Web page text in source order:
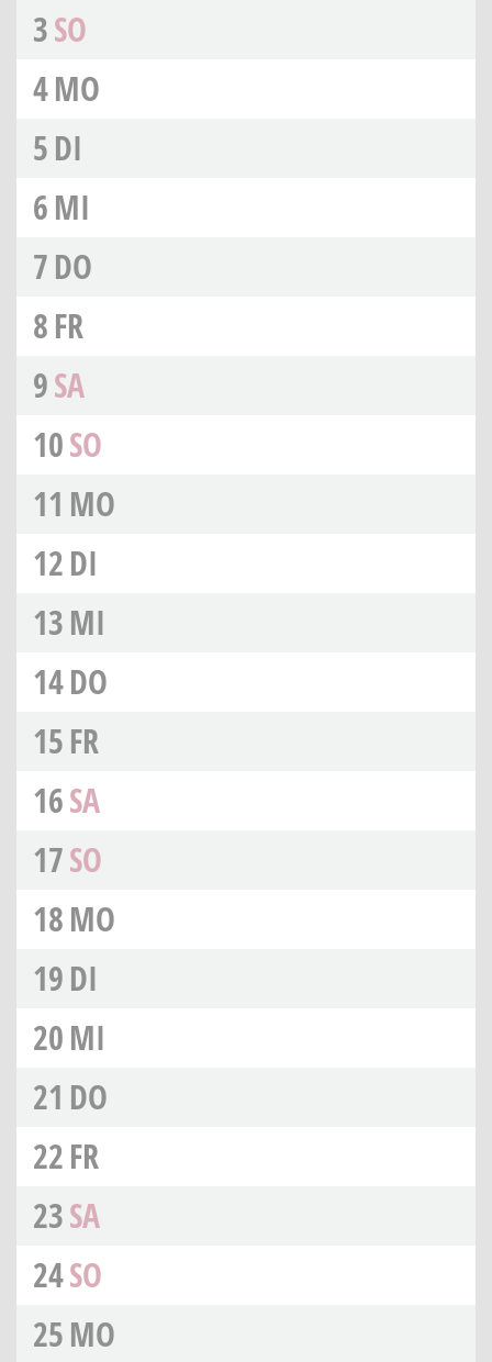
3SO
4MO
5DI
6MI
7DO
8FR
9SA
10SO
11 MO
12DI
13MI
14DO
15FR
16SA
17SO
18MO
19DI
20MI
21 DO
22FR
23SA
24SO
25MO